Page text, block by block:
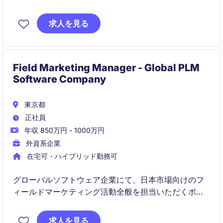
ナーなどの企画・運営を通じて案件創出およびブラン
ド価値向上を推進していただきます。
求人を見る
Field Marketing Manager - Global PLM
Software Company
東京都
正社員
年収 850万円 - 1000万円
外資系企業
在宅可・ハイブリッド勤務可
グローバルソフトウェア企業にて、日本市場向けのフ
ィールドマーケティング活動全般を担当いただくポジ
求人を見る